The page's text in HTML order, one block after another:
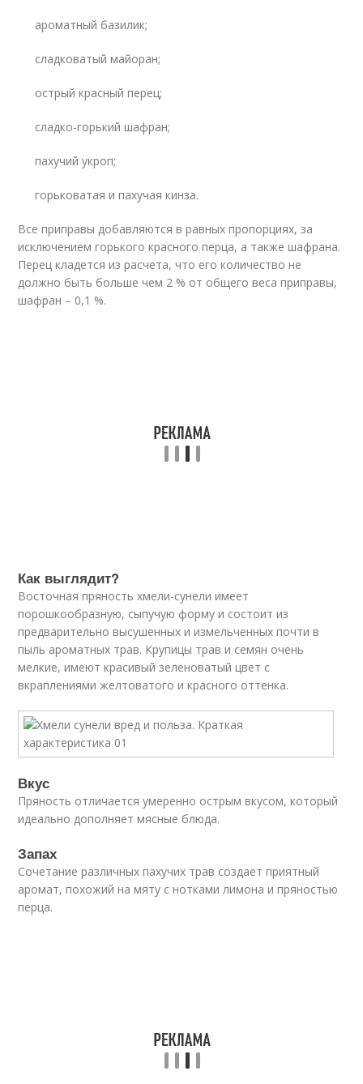
ароматный базилик;
сладковатый майоран;
острый красный перец;
сладко-горький шафран;
пахучий укроп;
горьковатая и пахучая кинза.
Все приправы добавляются в равных пропорциях, за
исключением горького красного перца, а также шафрана.
Перец кладется из расчета, что его количество не
должно быть больше чем 2 % от общего веса приправы,
шафран – 0,1 %.
Как выглядит?
Восточная пряность хмели-сунели имеет
порошкообразную, сыпучую форму и состоит из
предварительно высушенных и измельченных почти в
пыль ароматных трав. Крупицы трав и семян очень
мелкие, имеют красивый зеленоватый цвет с
вкраплениями желтоватого и красного оттенка.
Вкус
Пряность отличается умеренно острым вкусом, который
идеально дополняет мясные блюда.
Запах
Сочетание различных пахучих трав создает приятный
аромат, похожий на мяту с нотками лимона и пряностью
перца.